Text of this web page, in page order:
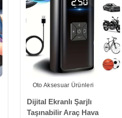
Oto Aksesuar Ürünleri
Dijital Ekranlı Şarjlı
Taşınabilir Araç Hava